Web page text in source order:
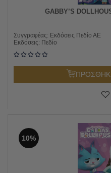
GABBY’S
Συγγραφέας: Εκδόσεις Πεδίο ΑΕ
Εκδόσεις: Πεδίο
10%